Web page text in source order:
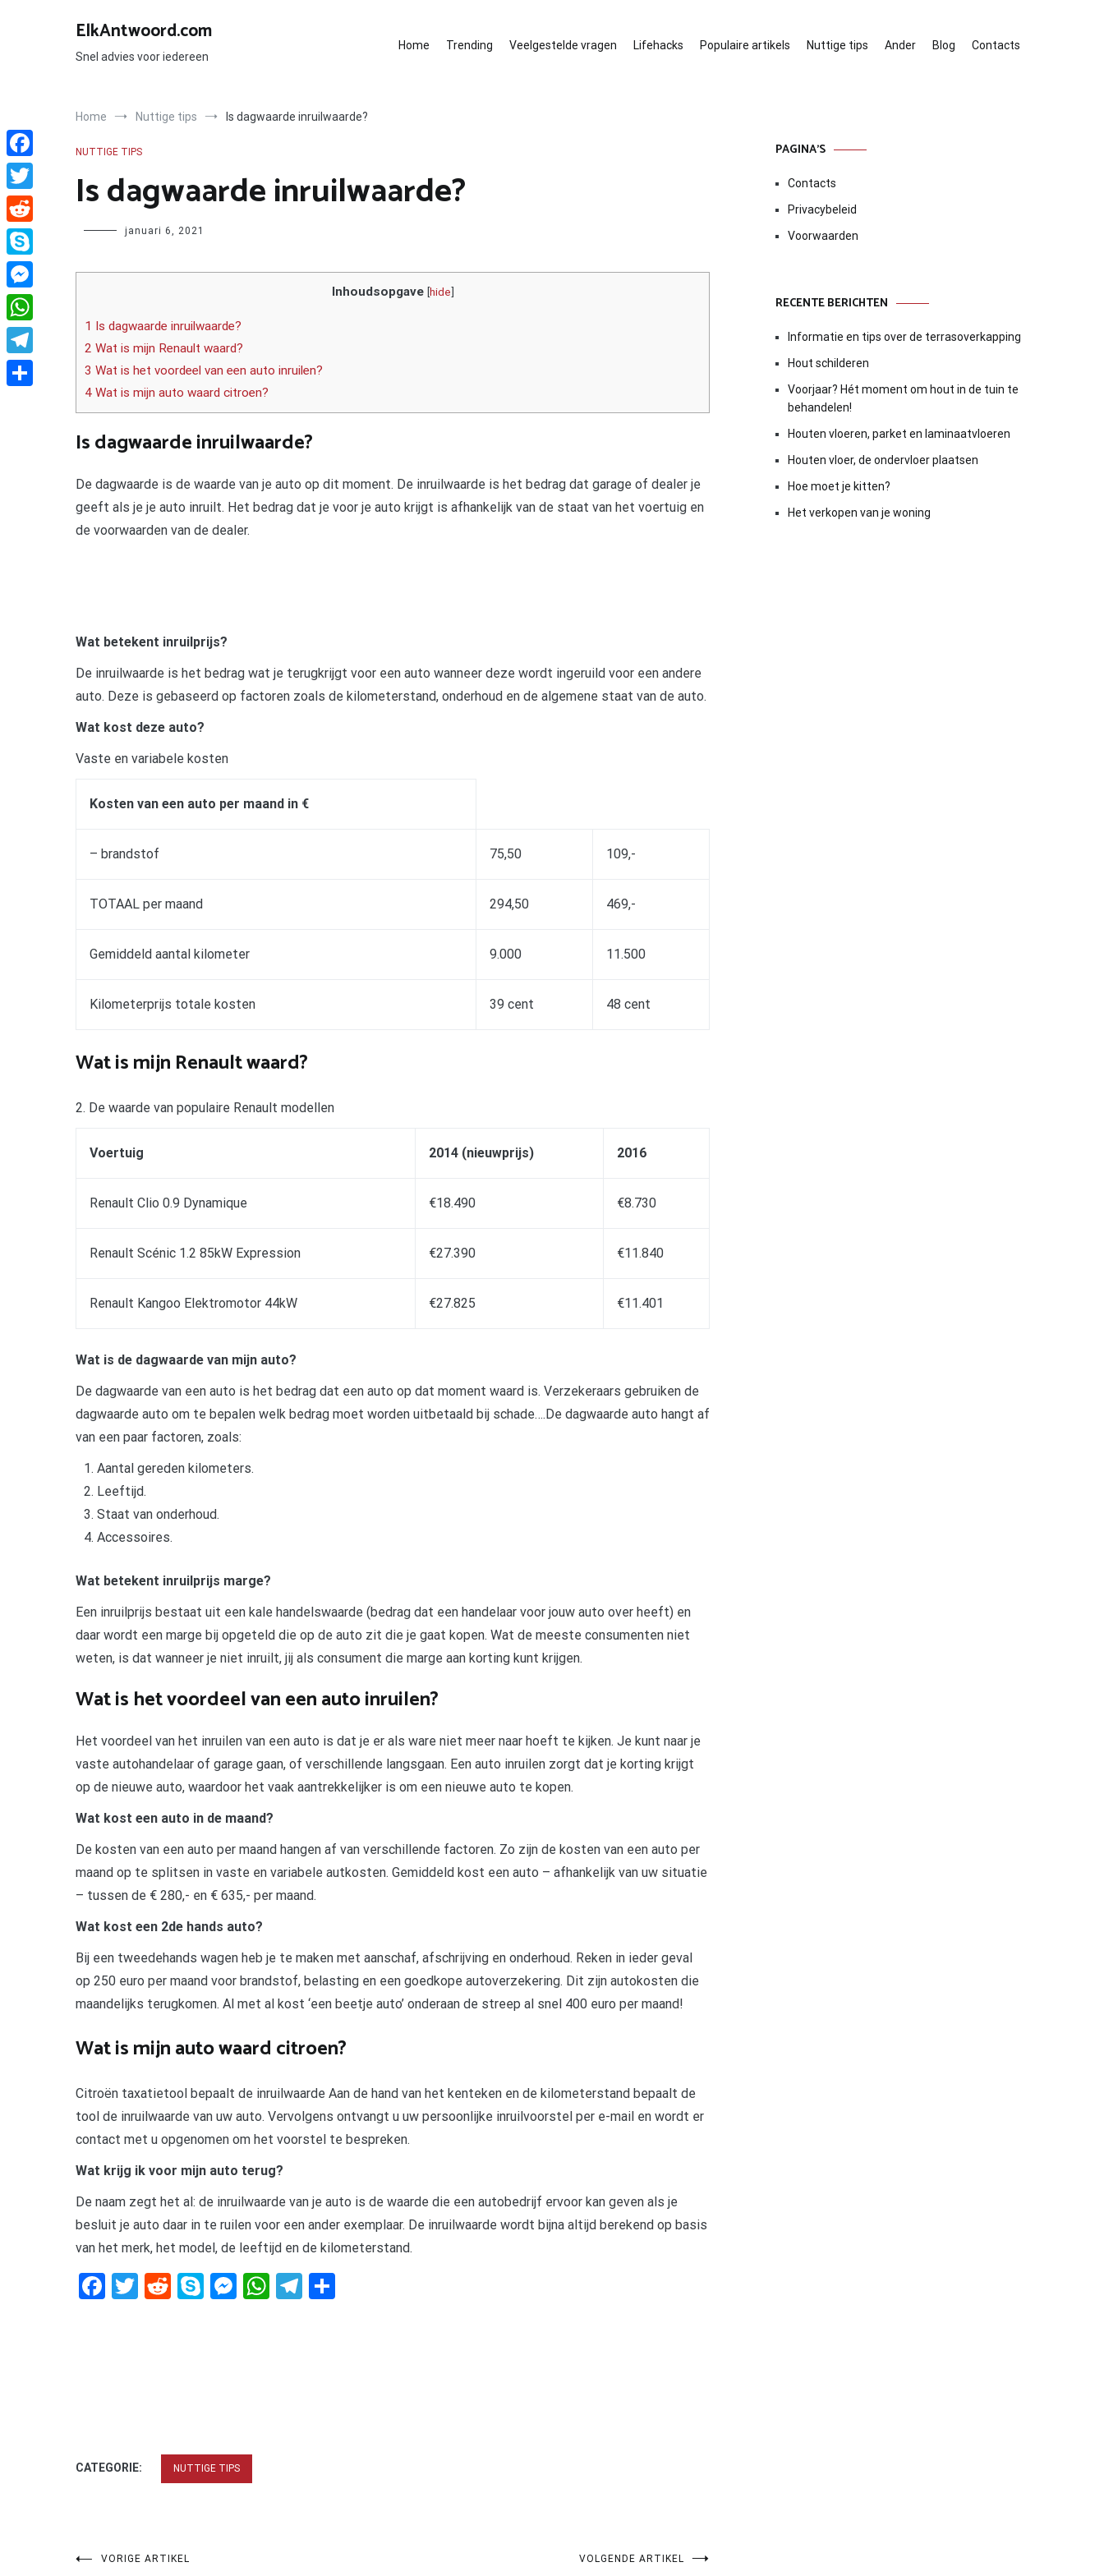
ElkAntwoord.com
Snel advies voor iedereen
Home Trending Veelgestelde vragen Lifehacks Populaire artikels Nuttige tips Ander Blog Contacts
Home Nuttige tips Is dagwaarde inruilwaarde?
NUTTIGE TIPS
Is dagwaarde inruilwaarde?
Author januari 6, 2021
Inhoudsopgave [hide]
1 Is dagwaarde inruilwaarde?
2 Wat is mijn Renault waard?
3 Wat is het voordeel van een auto inruilen?
4 Wat is mijn auto waard citroen?
Is dagwaarde inruilwaarde?
De dagwaarde is de waarde van je auto op dit moment. De inruilwaarde is het bedrag dat garage of dealer je
geeft als je je auto inruilt. Het bedrag dat je voor je auto krijgt is afhankelijk van de staat van het voertuig en
de voorwaarden van de dealer.
Wat betekent inruilprijs?
De inruilwaarde is het bedrag wat je terugkrijgt voor een auto wanneer deze wordt ingeruild voor een andere
auto. Deze is gebaseerd op factoren zoals de kilometerstand, onderhoud en de algemene staat van de auto.
Wat kost deze auto?
Vaste en variabele kosten
Kosten van een auto per maand in €
– brandstof 75,50 109,-
TOTAAL per maand 294,50 469,-
Gemiddeld aantal kilometer 9.000 11.500
Kilometerprijs totale kosten 39 cent 48 cent
Wat is mijn Renault waard?
2. De waarde van populaire Renault modellen
Voertuig 2014 (nieuwprijs) 2016
Renault Clio 0.9 Dynamique €18.490 €8.730
Renault Scénic 1.2 85kW Expression €27.390 €11.840
Renault Kangoo Elektromotor 44kW €27.825 €11.401
Wat is de dagwaarde van mijn auto?
De dagwaarde van een auto is het bedrag dat een auto op dat moment waard is. Verzekeraars gebruiken de
dagwaarde auto om te bepalen welk bedrag moet worden uitbetaald bij schade….De dagwaarde auto hangt af
van een paar factoren, zoals:
Aantal gereden kilometers.
Leeftijd.
Staat van onderhoud.
Accessoires.
Wat betekent inruilprijs marge?
Een inruilprijs bestaat uit een kale handelswaarde (bedrag dat een handelaar voor jouw auto over heeft) en
daar wordt een marge bij opgeteld die op de auto zit die je gaat kopen. Wat de meeste consumenten niet
weten, is dat wanneer je niet inruilt, jij als consument die marge aan korting kunt krijgen.
Wat is het voordeel van een auto inruilen?
Het voordeel van het inruilen van een auto is dat je er als ware niet meer naar hoeft te kijken. Je kunt naar je
vaste autohandelaar of garage gaan, of verschillende langsgaan. Een auto inruilen zorgt dat je korting krijgt
op de nieuwe auto, waardoor het vaak aantrekkelijker is om een nieuwe auto te kopen.
Wat kost een auto in de maand?
De kosten van een auto per maand hangen af van verschillende factoren. Zo zijn de kosten van een auto per
maand op te splitsen in vaste en variabele autkosten. Gemiddeld kost een auto – afhankelijk van uw situatie
– tussen de € 280,- en € 635,- per maand.
Wat kost een 2de hands auto?
Bij een tweedehands wagen heb je te maken met aanschaf, afschrijving en onderhoud. Reken in ieder geval
op 250 euro per maand voor brandstof, belasting en een goedkope autoverzekering. Dit zijn autokosten die
maandelijks terugkomen. Al met al kost ‘een beetje auto’ onderaan de streep al snel 400 euro per maand!
Wat is mijn auto waard citroen?
Citroën taxatietool bepaalt de inruilwaarde Aan de hand van het kenteken en de kilometerstand bepaalt de
tool de inruilwaarde van uw auto. Vervolgens ontvangt u uw persoonlijke inruilvoorstel per e-mail en wordt er
contact met u opgenomen om het voorstel te bespreken.
Wat krijg ik voor mijn auto terug?
De naam zegt het al: de inruilwaarde van je auto is de waarde die een autobedrijf ervoor kan geven als je
besluit je auto daar in te ruilen voor een ander exemplaar. De inruilwaarde wordt bijna altijd berekend op basis
van het merk, het model, de leeftijd en de kilometerstand.
Facebook
Twitter
RedditSkypeMessenger
WhatsApp
Telegram
CATEGORIE: NUTTIGE TIPS
Bericht
VORIGE ARTIKEL VOLGENDE ARTIKEL
PAGINA’S
Contacts
Privacybeleid
Voorwaarden
RECENTE BERICHTEN
Informatie en tips over de terrasoverkapping
Hout schilderen
Voorjaar? Hét moment om hout in de tuin te
behandelen!
Houten vloeren, parket en laminaatvloeren
Houten vloer, de ondervloer plaatsen
Hoe moet je kitten?
Het verkopen van je woning
Facebook
Twitter
Reddit
Skype
Messenger
WhatsApp
Telegram